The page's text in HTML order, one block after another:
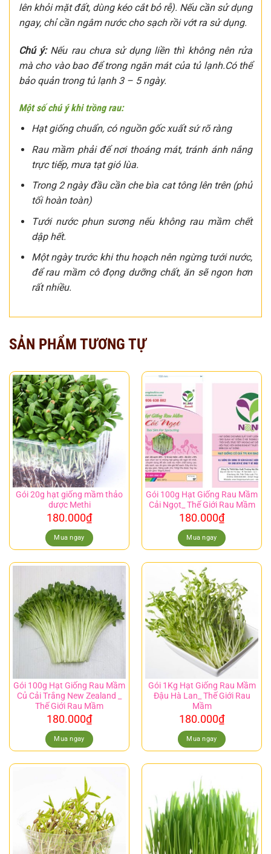
lên khỏi mặt đất, dùng kéo cắt bỏ rễ). Nếu cần sử dụng
ngay, chỉ cần ngâm nước cho sạch rồi vớt ra sử dụng.
Chú ý:Nếu rau chưa sử dụng liền thì không nên rửa
mà cho vào bao để trong ngăn mát của tủ lạnh.Có thể
bảo quản trong tủ lạnh 3 – 5 ngày.
Một số chú ý khi trồng rau:
Hạt giống chuẩn, có nguồn gốc xuất sứ rõ ràng
Rau mầm phải để nơi thoáng mát, tránh ánh nắng
trực tiếp, mưa tạt gió lùa.
Trong 2 ngày đầu cần che bìa cat tông lên trên (phủ
tối hoàn toàn)
Tưới nước phun sương nếu không rau mầm chết
dập hết.
Một ngày trước khi thu hoạch nên ngừng tưới nước,
để rau mầm cô đọng dưỡng chất, ăn sẽ ngon hơn
rất nhiều.
SẢN PHẨM TƯƠNG TỰ
Gói 20g hạt giống mầm thảo
dược Methi
180.000₫
Mua ngay
Gói 100g Hạt Giống Rau Mầm
Cải Ngọt_ Thế Giới Rau Mầm
180.000₫
Mua ngay
Gói 100g Hạt Giống Rau Mầm
Củ Cải Trắng New Zealand _
Thế Giới Rau Mầm
180.000₫
Mua ngay
Gói 1Kg Hạt Giống Rau Mầm
Đậu Hà Lan_ Thế Giới Rau
Mầm
180.000₫
Mua ngay